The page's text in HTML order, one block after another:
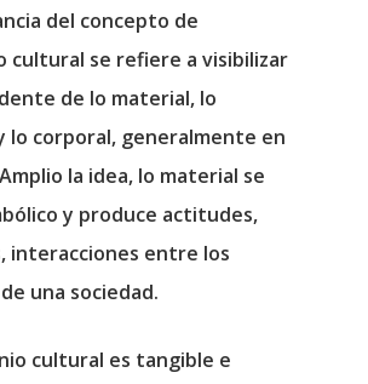
del concepto de
cultural se refiere a visibilizar
de lo material, lo
lo corporal, generalmente en
la idea, lo material se
y produce actitudes,
interacciones entre los
una sociedad.
cultural es tangible e